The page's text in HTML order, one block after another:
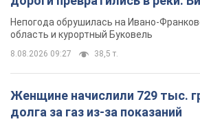
вынес неожиданное решение
8.08.2026 14:43 32,2 т.